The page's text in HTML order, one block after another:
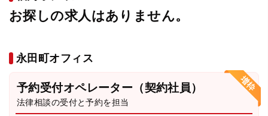
お探しの求人はありません。
永田町オフィス
予約受付オペレーター（契約社員）
法律相談の受付と予約を担当